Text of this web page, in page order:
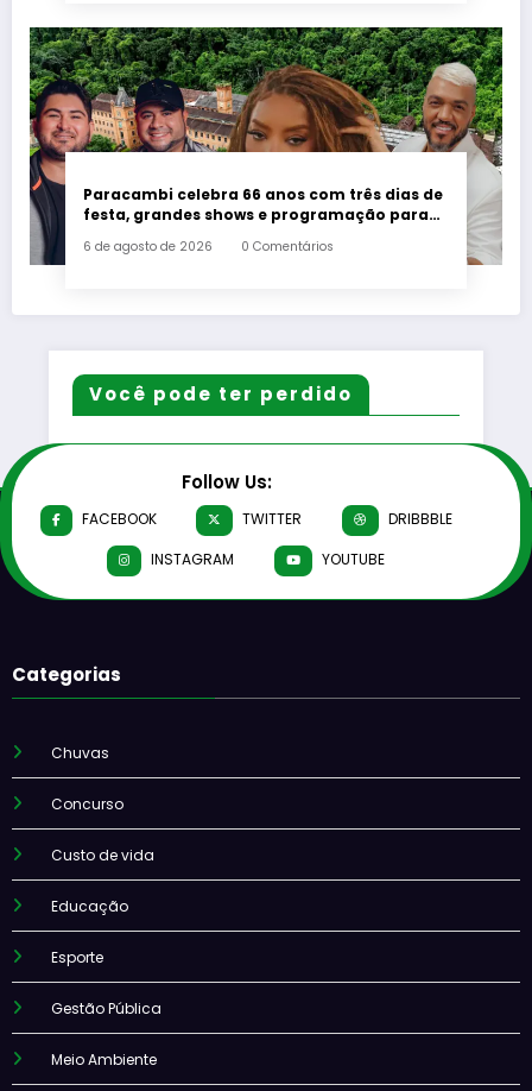
Paracambi celebra 66 anos com três dias de
festa, grandes shows e programação para
6 de agosto de 2026 0 Comentários
Você pode ter perdido
Follow Us:
FACEBOOK TWITTER
DRIBBBLE
INSTAGRAM
YOUTUBE
Categorias
Chuvas
Concurso
Custo de vida
Educação
Esporte
Gestão Pública
Meio Ambiente